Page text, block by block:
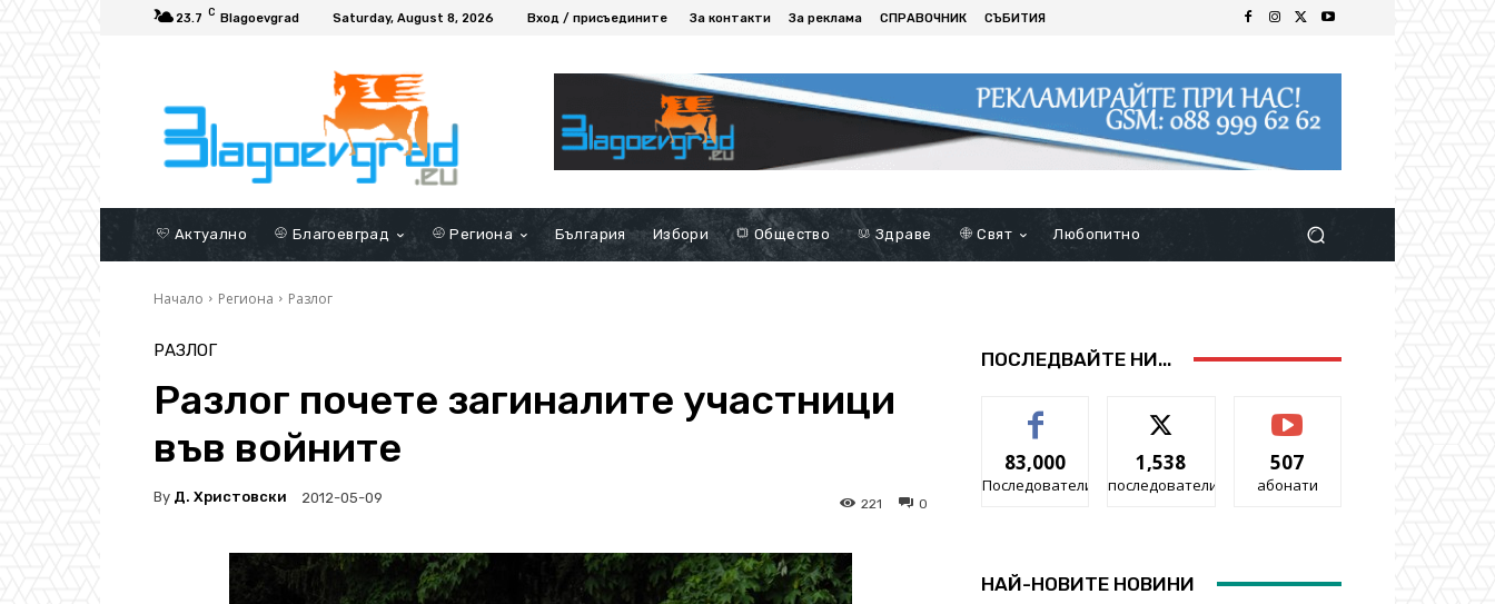
23.7 C Blagoevgrad Saturday, August 8, 2026 Вход / присъедините За контакти За реклама СПРАВОЧНИК СЪБИТИЯ
Актуално Благоевград Региона България Избори Общество Здраве Свят Любопитно
Начало Региона Разлог
РАЗЛОГ
Разлог почете загиналите участници
във войните
By Д. Христовски 2012-05-09 0
221
ПОСЛЕДВАЙТЕ НИ...
83,000
Последователи
1,538
последователи
507
абонати
НАЙ-НОВИТЕ НОВИНИ